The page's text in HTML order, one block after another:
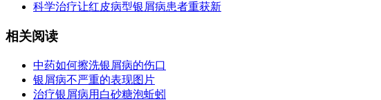
科学治疗让红皮病型银屑病患者重获新
相关阅读
中药如何擦洗银屑病的伤口
银屑病不严重的表现图片
治疗银屑病用白砂糖泡蚯蚓